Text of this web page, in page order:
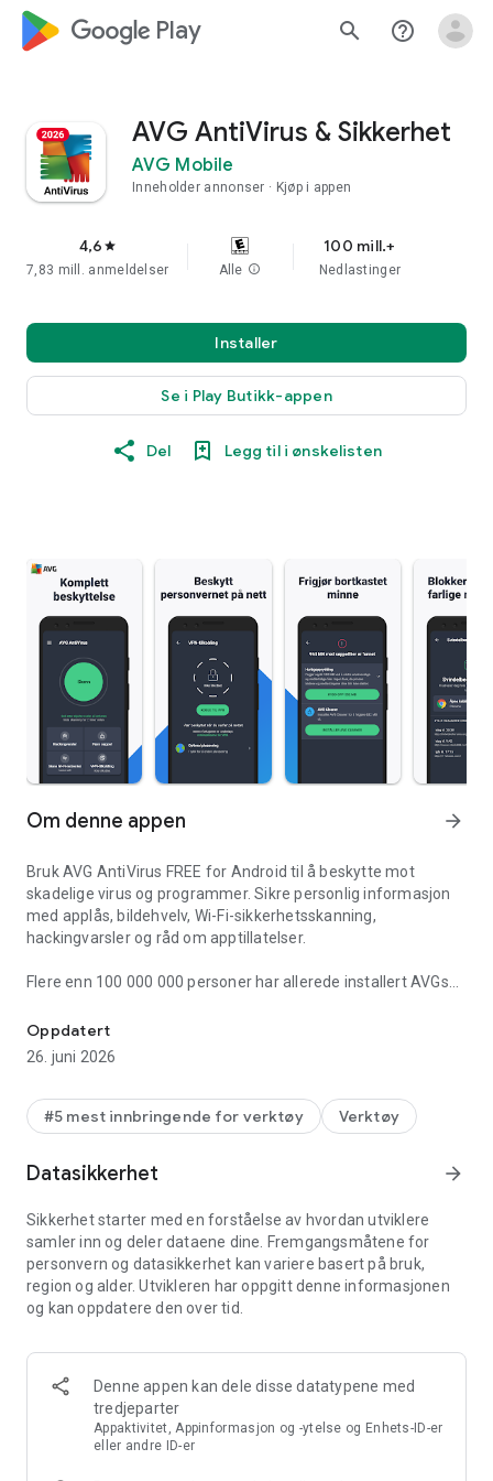
google_logo Play search help_outline
AVG AntiVirus & Sikkerhet
AVG Mobile
Inneholder annonser Kjøp i appen
4,6 star
7,83 mill. anmeldelser Alle info
100 mill.+
Nedlastinger
Installer
Se i Play Butikk-appen
Del Legg til i ønskelisten
Om denne appen arrow_forward
Bruk AVG AntiVirus FREE for Android til å beskytte mot
skadelige virus og programmer. Sikre personlig informasjon
med applås, bildehvelv, Wi-Fi-sikkerhetsskanning,
hackingvarsler og råd om apptillatelser.
Flere enn 100 000 000 personer har allerede installert AVGs
dem nå:
✔ Skann apper, spill, innstillinger og filer i sanntid.
✔ Fjern unødvendige filer for å frigjøre plass.
✔ Gjem private bilder i et kryptert hvelv.
✔ Vær anonym med VPN.
✔ Oppdag og blokker svindel-nettsteder for å være ekstra
✔ Sjekk ned- og opplastingshastighet på Wi-Fi.
✔ Motta varsel hvis passord har blitt lekket.
✔ Få informasjon om tillatelsesnivå for installerte apper.
AVG AntiVirus FREE for Android gir deg effektiv beskyttelse
bildehvelv for å beskytte deg mot personverntrusler og
identitetstyveri på nettet.
Appfunksjoner:
Beskyttelse:
Oppdatert
26. juni 2026
#5 mest innbringende for verktøy Verktøy
Datasikkerhet arrow_forward
Sikkerhet starter med en forståelse av hvordan utviklere
samler inn og deler dataene dine. Fremgangsmåtene for
personvern og datasikkerhet kan variere basert på bruk,
region og alder. Utvikleren har oppgitt denne informasjonen
og kan oppdatere den over tid.
Denne appen kan dele disse datatypene med
tredjeparter
Appaktivitet, Appinformasjon og -ytelse og Enhets-ID-er
eller andre ID-er